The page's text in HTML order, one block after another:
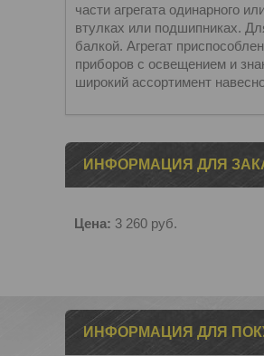
части агрегата одинарного
втулках или подшипниках.
балкой. Агрегат
приборов с освещением и
широкий ассортимент
ИНФОРМАЦИЯ ДЛЯ
Цена: 3 260 руб.
ИНФОРМАЦИЯ ДЛЯ